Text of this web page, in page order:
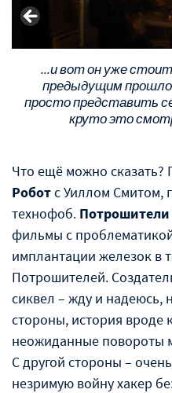
...и вот он уже
предыдущим
просто представить
круто это
Что ещё можно
Роботс Уиллом Смитом,
технофоб. Потрошители
фильмы с
имплантации железок в
Потрошителей.
сиквел – жду и надеюсь,
стороны, история вроде
неожиданные повороты
С другой стороны –
незримую войну хакер